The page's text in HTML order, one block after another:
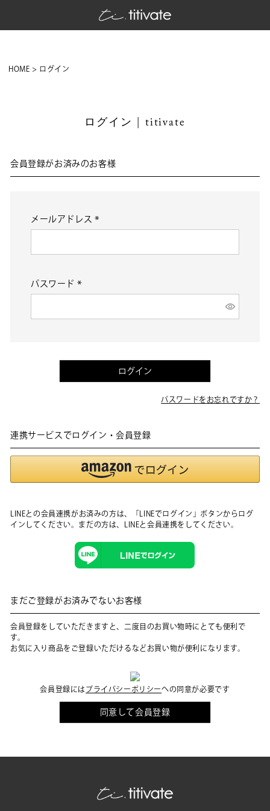
HOME ログイン
ログイン | titivate
会員登録がお済みのお客様
メールアドレス
須)
パスワード
須)
ログイン
パスワードをお忘れですか？
連携サービスでログイン・会員登録
LINEとの会員連携がお済みの方は、「LINEでログイン」ボタンからログ
インしてください。まだの方は、
LINEと会員連携をしてください。
まだご登録がお済みでないお客様
会員登録をしていただきますと、二度目のお買い物時にとても便利で
す。
お気に入り商品をご登録いただけるなどお買い物が便利になります。
会員登録には プライバシーポリシーへの同意が必要です
同意して会員登録